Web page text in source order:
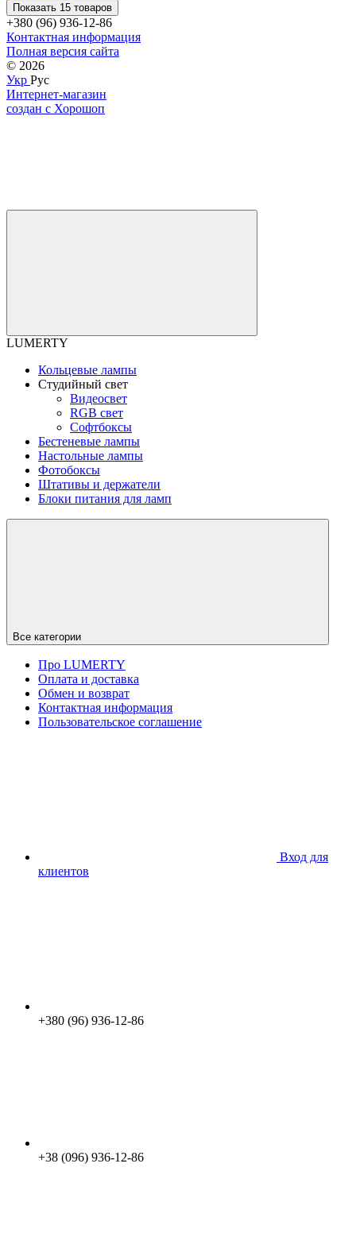
Показать 15 товаров
+380 (96) 936-12-86
Контактная информация
Полная версия сайта
© 2026
Укр Рус
Интернет-магазин
создан с Хорошоп
LUMERTY
Кольцевые лампы
Студийный свет
Видеосвет
RGB свет
Софтбоксы
Бестеневые лампы
Настольные лампы
Фотобоксы
Штативы и держатели
Блоки питания для ламп
Все категории
Про LUMERTY
Оплата и доставка
Обмен и возврат
Контактная информация
Пользовательское соглашение
Вход для
клиентов
+380 (96) 936-12-86
+38 (096) 936-12-86